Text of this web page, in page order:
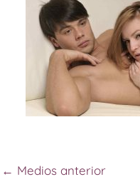
← Medios anterior